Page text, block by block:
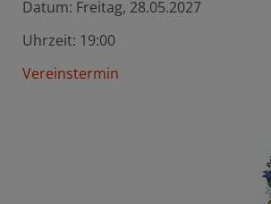
Datum: Freitag, 28.05.2027
Uhrzeit: 19:00
Vereinstermin